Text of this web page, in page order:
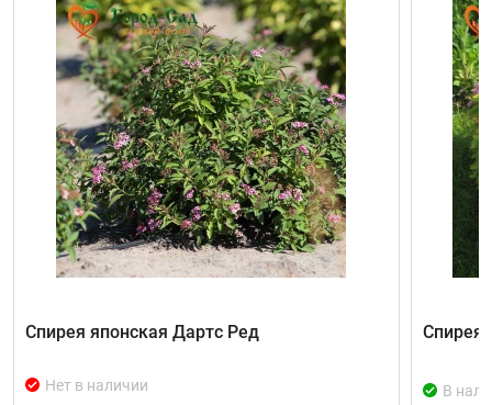
Спирея японская Дартс Ред
Нет в наличии
Спирея
В